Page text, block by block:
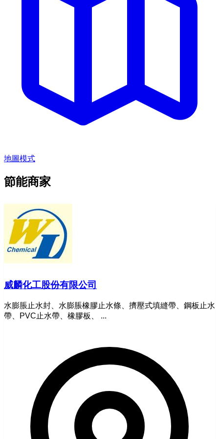
地圖模式
節能商家
威麟化工股份有限公司
水膨脹止水封、水膨脹橡膠止水條、擠壓式填縫帶、鋼板止水
帶、PVC止水帶、橡膠板、 ...